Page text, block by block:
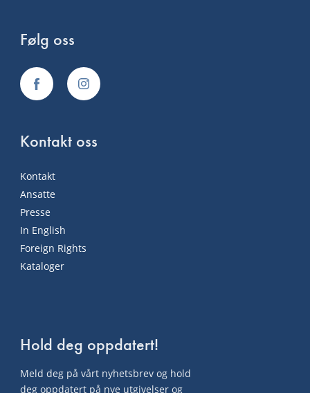
Følg oss
Kontakt oss
Kontakt
Ansatte
Presse
In English
Foreign Rights
Kataloger
Hold deg oppdatert!
Meld deg på vårt nyhetsbrev og hold
deg oppdatert på nye utgivelser og